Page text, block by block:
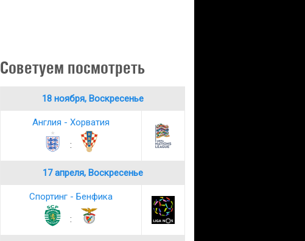
Советуем посмотреть
18 ноября, Воскресенье
Англия - Хорватия
:
17 апреля, Воскресенье
Спортинг - Бенфика
: